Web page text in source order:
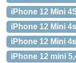
iPhone 12 Mini
iPhone 12 Mini
iPhone 12 Mini
iPhone 12 mini